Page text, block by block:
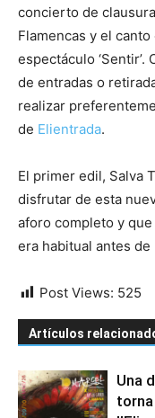
concierto de
Flamencas y el
espectáculo
de entradas o
realizar
de Elientrada.
El primer edil, Salva
disfrutar de esta
aforo completo y
era habitual antes
Post Views: 525
Artículos
Una